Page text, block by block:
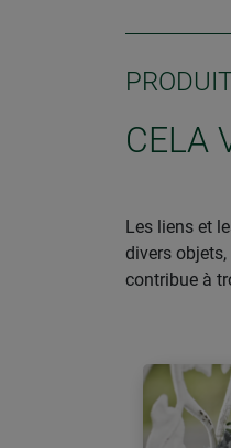
CELA
Les liens et
divers
contribue à